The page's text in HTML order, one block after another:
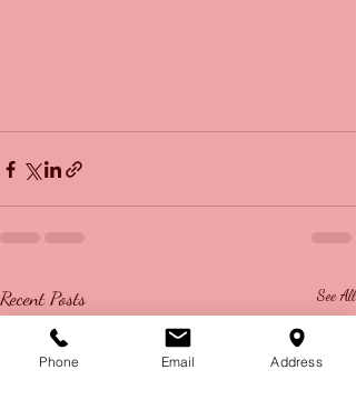
Recent Posts See All
Phone Email Address